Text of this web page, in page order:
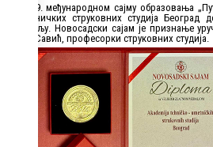
На 19. међународном сајму образовања
уметничких струковних студија
медаљу. Новосадски сајам је признање
Ани Савић, професорки струковних студија.